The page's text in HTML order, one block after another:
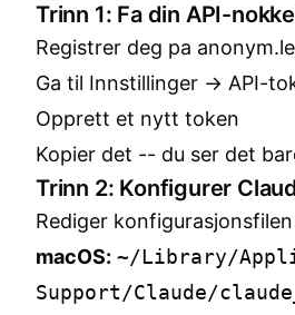
Trinn 1: Fa din API-
Registrer deg pa
Ga til Innstillinger → API-
Opprett et nytt token
Kopier det -- du ser det
Trinn 2: Konfigurer
Rediger
macOS: ~/Library/
Support/Claude/